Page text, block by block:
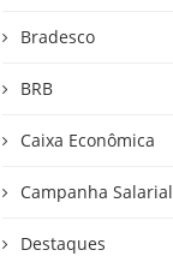
Bradesco
BRB
Caixa Econômica
Campanha Salarial
Destaques